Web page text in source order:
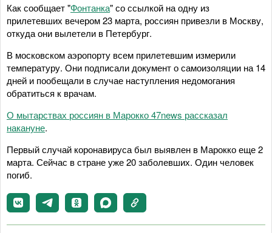
Как сообщает "Фонтанка" со ссылкой на одну из
прилетевших вечером 23 марта, россиян привезли в Москву,
откуда они вылетели в Петербург.
В московском аэропорту всем прилетевшим измерили
температуру. Они подписали документ о самоизоляции на 14
дней и пообещали в случае наступления недомогания
обратиться к врачам.
О мытарствах россиян в Марокко 47news рассказал
накануне.
Первый случай коронавируса был выявлен в Марокко еще 2
марта. Сейчас в стране уже 20 заболевших. Один человек
погиб.